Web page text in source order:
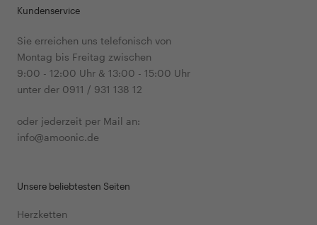
Kundenservice
Sie erreichen uns telefonisch von
Montag bis Freitag zwischen
9:00 - 12:00 Uhr & 13:00 - 15:00 Uhr
unter der 0911 / 931 138 12
oder jederzeit per Mail an:
info@amoonic.de
Unsere beliebtesten Seiten
Herzketten